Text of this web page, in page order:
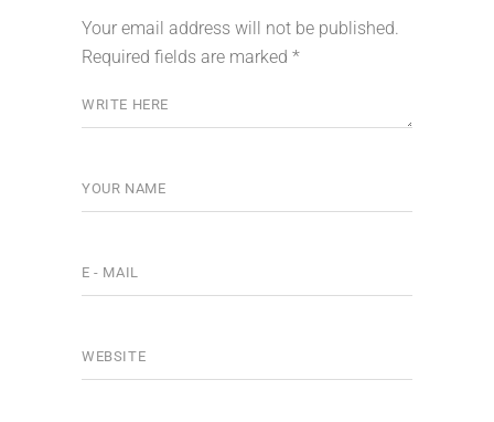
Your email address will not be published.
Required fields are marked *